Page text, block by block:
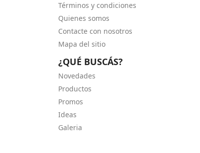
Términos y condiciones
Quienes somos
Contacte con nosotros
Mapa del sitio
¿QUÉ BUSCÁS?
Novedades
Productos
Promos
Ideas
Galeria